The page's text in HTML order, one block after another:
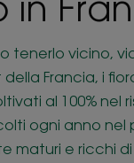
vicino,
Francia, i
al 100% nel
ogni anno nel
maturi e ricchi